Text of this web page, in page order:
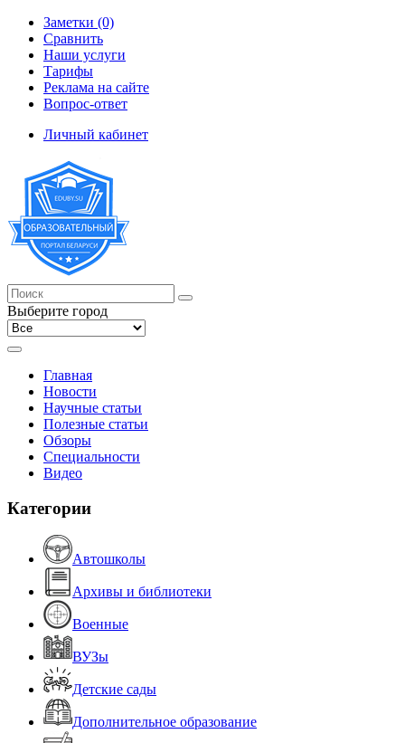
Заметки (0)
Сравнить
Наши услуги
Тарифы
Реклама на сайте
Вопрос-ответ
Личный кабинет
Выберите город
Главная
Новости
Научные статьи
Полезные статьи
Обзоры
Специальности
Видео
Категории
Автошколы
Архивы и библиотеки
Военные
ВУЗы
Детские сады
Дополнительное образование